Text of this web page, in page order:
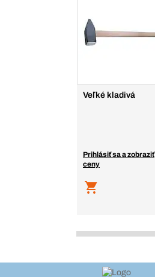
Veľké kladivá
Prihlásiť sa a zobraziť
ceny